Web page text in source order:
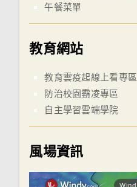
午餐菜單
教育網站
教育雲疫起線上看專區
防治校園霸凌專區
自主學習雲端學院
風場資訊